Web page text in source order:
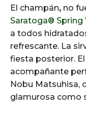
El champán, no
Saratoga® Spring
a todos
refrescante. La
fiesta posterior.
acompañante
Nobu Matsuhisa,
glamurosa como